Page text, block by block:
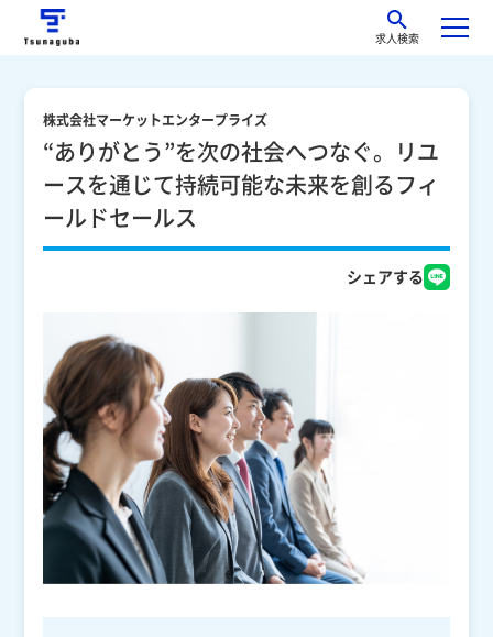
求人検索
株式会社マーケットエンタープライズ
“ありがとう”を次の社会へつなぐ。リユ
ースを通じて持続可能な未来を創るフィ
ールドセールス
シェアする